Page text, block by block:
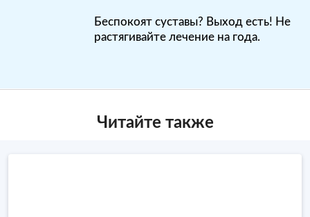
Беспокоят суставы? Выход есть! Не
растягивайте лечение на года.
Читайте также